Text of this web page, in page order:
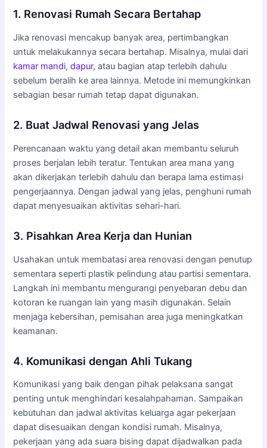
1. Renovasi Rumah Secara Bertahap
Jika renovasi mencakup banyak area, pertimbangkan
untuk melakukannya secara bertahap. Misalnya, mulai dari
kamar mandi,dapur, atau bagian atap terlebih dahulu
sebelum beralih ke area lainnya. Metode ini memungkinkan
sebagian besar rumah tetap dapat digunakan.
2. Buat Jadwal Renovasi yang Jelas
Perencanaan waktu yang detail akan membantu seluruh
proses berjalan lebih teratur. Tentukan area mana yang
akan dikerjakan terlebih dahulu dan berapa lama estimasi
pengerjaannya. Dengan jadwal yang jelas, penghuni rumah
dapat menyesuaikan aktivitas sehari-hari.
3. Pisahkan Area Kerja dan Hunian
Usahakan untuk membatasi area renovasi dengan penutup
sementara seperti plastik pelindung atau partisi sementara.
Langkah ini membantu mengurangi penyebaran debu dan
kotoran ke ruangan lain yang masih digunakan. Selain
menjaga kebersihan, pemisahan area juga meningkatkan
keamanan.
4. Komunikasi dengan Ahli Tukang
Komunikasi yang baik dengan pihak pelaksana sangat
penting untuk menghindari kesalahpahaman. Sampaikan
kebutuhan dan jadwal aktivitas keluarga agar pekerjaan
dapat disesuaikan dengan kondisi rumah. Misalnya,
pekerjaan yang ada suara bising dapat dijadwalkan pada